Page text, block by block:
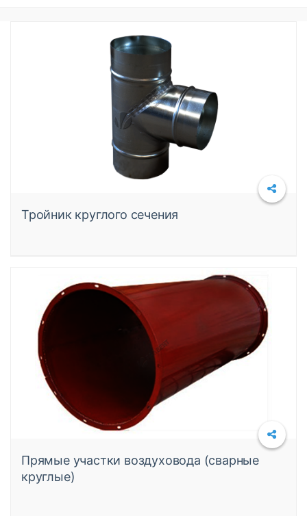
Тройник круглого сечения
Подробнее
Прямые участки воздуховода (сварные
круглые)